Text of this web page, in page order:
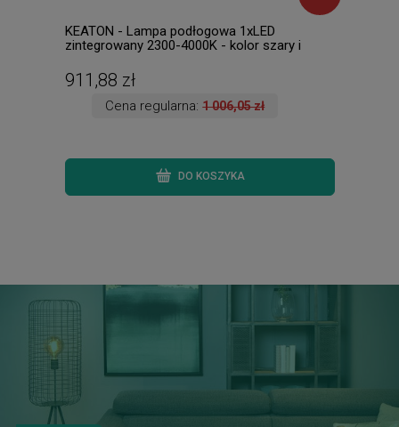
KEATON - Lampa podłogowa 1xLED
zintegrowany 2300-4000K - kolor szary i
911,88 zł
Cena regularna:1 006,05 zł
DO KOSZYKA